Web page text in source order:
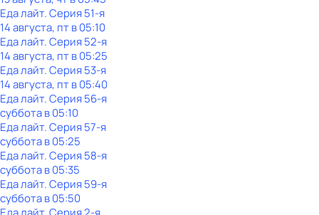
Еда лайт. Серия 51-я
14 августа, пт в 05:10
Еда лайт. Серия 52-я
14 августа, пт в 05:25
Еда лайт. Серия 53-я
14 августа, пт в 05:40
Еда лайт. Серия 56-я
субботав05:10
Еда лайт. Серия 57-я
субботав05:25
Еда лайт. Серия 58-я
субботав05:35
Еда лайт. Серия 59-я
субботав05:50